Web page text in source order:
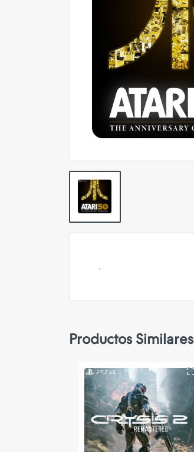
Pokemon TCG
Preventas
Componentes PC
Gafas Gamer
Notebooks
Perifericos PC
2X1 DIGITALES PS4/PS5
Iluminacion
PERSONALIZA TU FUNDA!
.
Productos Similares